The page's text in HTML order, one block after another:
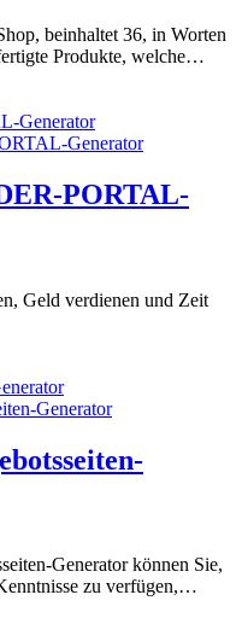
beinhaltet 36, in Worten
Produkte, welche…
PORTAL-
Geld verdienen und Zeit
Generator können Sie,
zu verfügen,…